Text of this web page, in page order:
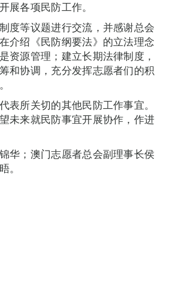
展各项民防工作。
度等议题进行交流，并感谢总会
介绍《民防纲要法》的立法理念
资源管理；建立长期法律制度，
和协调，充分发挥志愿者们的积
所关切的其他民防工作事宜。
未来就民防事宜开展协作，作进
华；澳门志愿者总会副理事长侯
。